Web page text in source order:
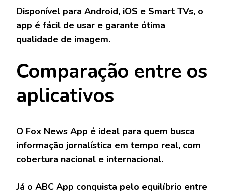
Disponível para Android, iOS e Smart TVs, o
app é fácil de usar e garante ótima
qualidade de imagem.
Comparação entre os
aplicativos
O Fox News App é ideal para quem busca
informação jornalística em tempo real, com
cobertura nacional e internacional.
Já o ABC App conquista pelo equilíbrio entre